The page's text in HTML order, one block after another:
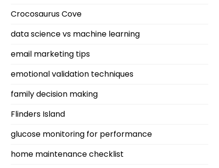
Crocosaurus Cove
data science vs machine learning
email marketing tips
emotional validation techniques
family decision making
Flinders Island
glucose monitoring for performance
home maintenance checklist